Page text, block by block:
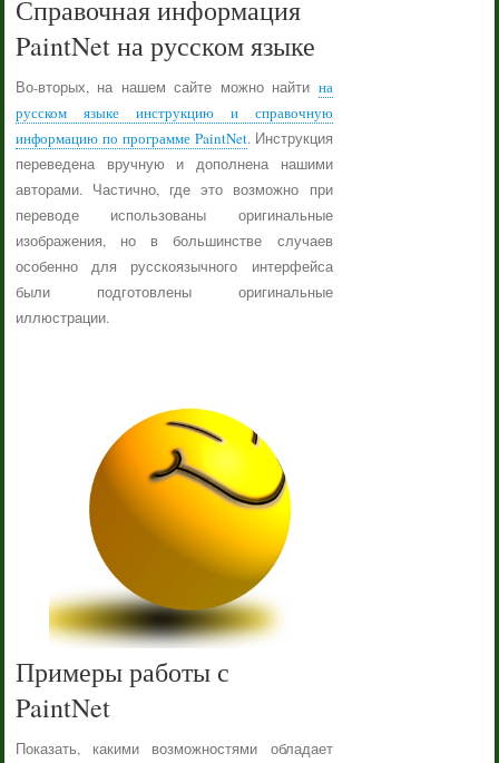
Справочная информация
PaintNet на русском языке
Во-вторых, на нашем сайте можно найти на
русском языке инструкцию и справочную
информацию по программе PaintNet. Инструкция
переведена вручную и дополнена нашими
авторами. Частично, где это возможно при
переводе использованы оригинальные
изображения, но в большинстве случаев
особенно для русскоязычного интерфейса
были подготовлены оригинальные
иллюстрации.
Примеры работы с
PaintNet
Показать, какими возможностями обладает